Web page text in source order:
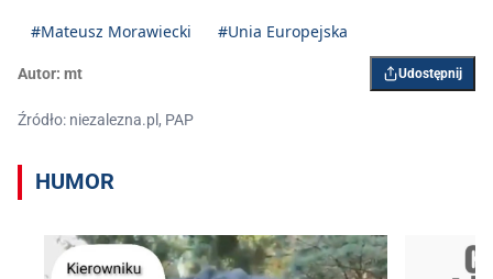
#Mateusz Morawiecki #Unia Europejska
Autor: mt Udostępnij
Źródło: niezalezna.pl, PAP
HUMOR